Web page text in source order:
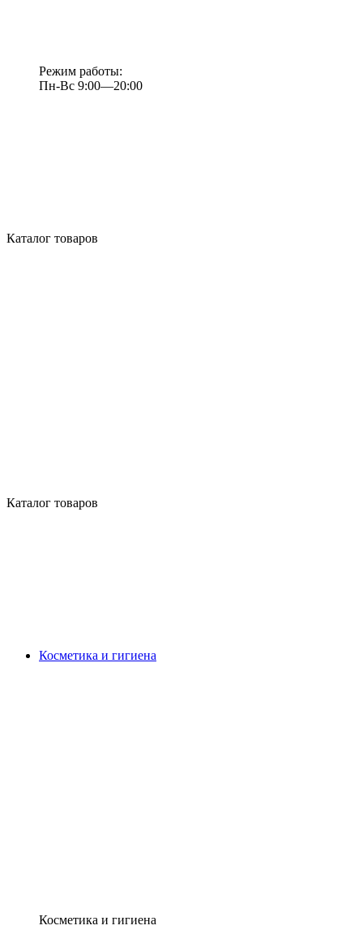
Режим работы:
Пн-Вс 9:00—20:00
Каталог товаров
Каталог товаров
Косметика и гигиена
Косметика и гигиена